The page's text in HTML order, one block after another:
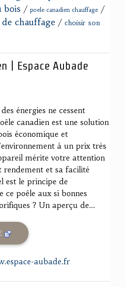
bois / poele canadien chauffage /
chauffage / choisir son
| Espace Aubade
énergies ne cessent
canadien est une solution
économique et
à un prix très
mérite votre attention
rendement et sa facilité
est le principe de
ce poêle aux si bonnes
? Un aperçu de...
aubade.fr